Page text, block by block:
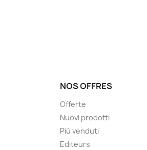
NOS OFFRES
Offerte
Nuovi prodotti
Più venduti
Editeurs